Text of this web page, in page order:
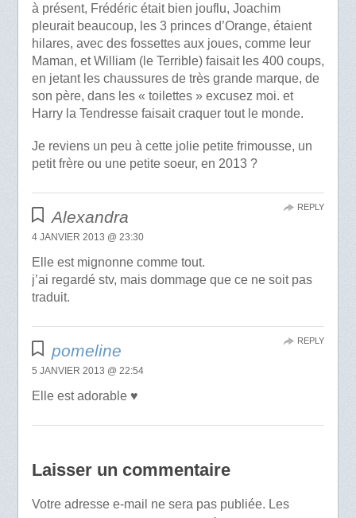
à présent, Frédéric était bien jouflu, Joachim
pleurait beaucoup, les 3 princes d’Orange, étaient
hilares, avec des fossettes aux joues, comme leur
Maman, et William (le Terrible) faisait les 400 coups,
en jetant les chaussures de très grande marque, de
son père, dans les « toilettes » excusez moi. et
Harry la Tendresse faisait craquer tout le monde.
Je reviens un peu à cette jolie petite frimousse, un
petit frère ou une petite soeur, en 2013 ?
Alexandra
4 JANVIER 2013 @ 23:30
Elle est mignonne comme tout.
j’ai regardé stv, mais dommage que ce ne soit pas
traduit.
REPLY
pomeline
5 JANVIER 2013 @ 22:54
Elle est adorable ♥
REPLY
Laisser un commentaire
Votre adresse e-mail ne sera pas publiée. Les